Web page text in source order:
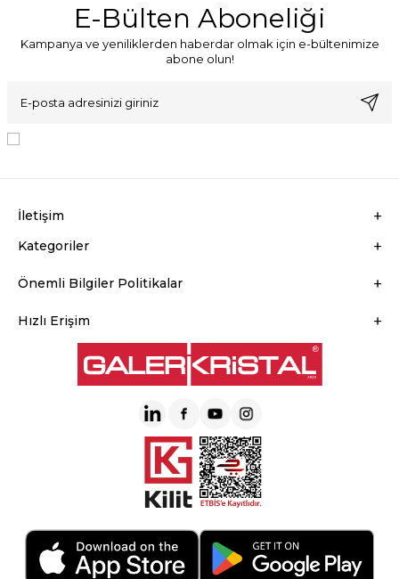
E-Bülten Aboneliği
Kampanya ve yeniliklerden haberdar olmak için e-bültenimize
abone olun!
İletişim
Kategoriler
Önemli Bilgiler Politikalar
Hızlı Erişim